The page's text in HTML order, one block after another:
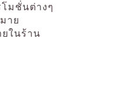
มชั่นต่างๆ
าย
ในร้าน